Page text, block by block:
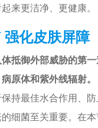
来更洁净、更健康。
化皮肤屏障
抵御外部威胁的第
原体和紫外线辐射。
持最佳水合作用、
细菌至关重要。在